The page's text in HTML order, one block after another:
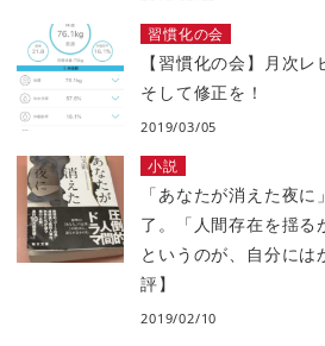
習慣化の会
【習慣化の会】月次
そして修正を！
2019/03/05
小説
「あなたが消えた夜
了。「人間存在を揺る
というのが、自分には
評】
2019/02/10